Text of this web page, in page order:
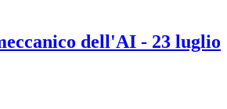
dell'AI - 23 luglio